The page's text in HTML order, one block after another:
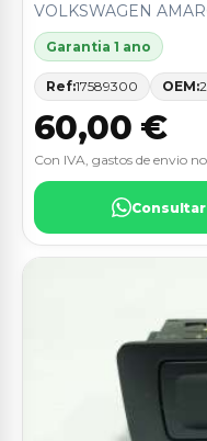
VOLKSWAGEN
Garantia 1 ano
Ref:17589300 OEM:
60,00 €
Con IVA, gastos de envio